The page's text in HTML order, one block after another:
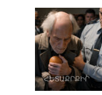
ՀԵՏԱՔՐՔԻՐ